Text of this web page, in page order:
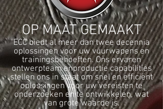
OP MAAT GEMAAKT
ECC biedt al meer dan twee decennia
oplossingen voor uw vuurwapens en
trainingsbehoeften. Ons ervaren
ontwerpteam enproductiecapabilities
stellen ons in staat om snel en efficiënt
oplossingen voor uw vereisten te
onderzoeken en te ontwikkelen, wat
van grote waarde is.